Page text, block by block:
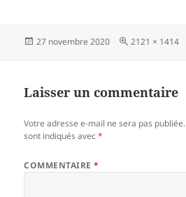
Publié
27 novembre 2020
Taille
2121 × 1414
Laisser un commentaire
Votre adresse e-mail ne sera pas publiée.
sont indiqués avec*
COMMENTAIRE*